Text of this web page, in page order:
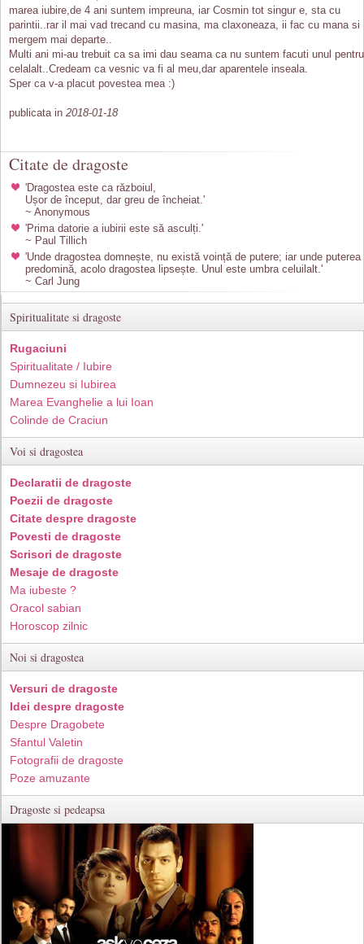
marea iubire,de 4 ani suntem impreuna, iar Cosmin tot singur e, sta cu
parintii..rar il mai vad trecand cu masina, ma claxoneaza, ii fac cu mana si
mergem mai departe..
Multi ani mi-au trebuit ca sa imi dau seama ca nu suntem facuti unul pentru
celalalt..Credeam ca vesnic va fi al meu,dar aparentele inseala.
Sper ca v-a placut povestea mea :)
publicata in 2018-01-18
Citate de dragoste
'Dragostea este ca războiul,
Ușor de început, dar greu de încheiat.'
~ Anonymous
'Prima datorie a iubirii este să asculți.'
~ Paul Tillich
'Unde dragostea domnește, nu există voință de putere; iar unde puterea
predomină, acolo dragostea lipsește. Unul este umbra celuilalt.'
~ Carl Jung
Spiritualitate si dragoste
Rugaciuni
Spiritualitate / Iubire
Dumnezeu si Iubirea
Marea Evanghelie a lui Ioan
Colinde de Craciun
Voi si dragostea
Declaratii de dragoste
Poezii de dragoste
Citate despre dragoste
Povesti de dragoste
Scrisori de dragoste
Mesaje de dragoste
Ma iubeste ?
Oracol sabian
Horoscop zilnic
Noi si dragostea
Versuri de dragoste
Idei despre dragoste
Despre Dragobete
Sfantul Valetin
Fotografii de dragoste
Poze amuzante
Dragoste si pedeapsa